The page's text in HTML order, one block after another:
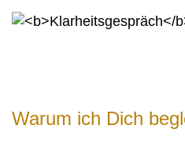
Beratungspraxis:
Wenn Du live das
Warum ich Dich